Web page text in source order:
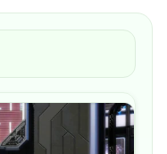
を目指したア
、次世代素
術「ハイド
わらないみ
、コンタクト
ジー名。